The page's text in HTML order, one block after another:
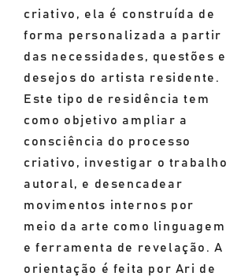
criativo, ela é construída de
forma personalizada a partir
das necessidades, questões e
desejos do artista residente.
Este tipo de residência tem
como objetivo ampliar a
consciência do processo
criativo, investigar o trabalho
autoral, e desencadear
movimentos internos por
meio da arte como linguagem
e ferramenta de revelação. A
orientação é feita por Ari de